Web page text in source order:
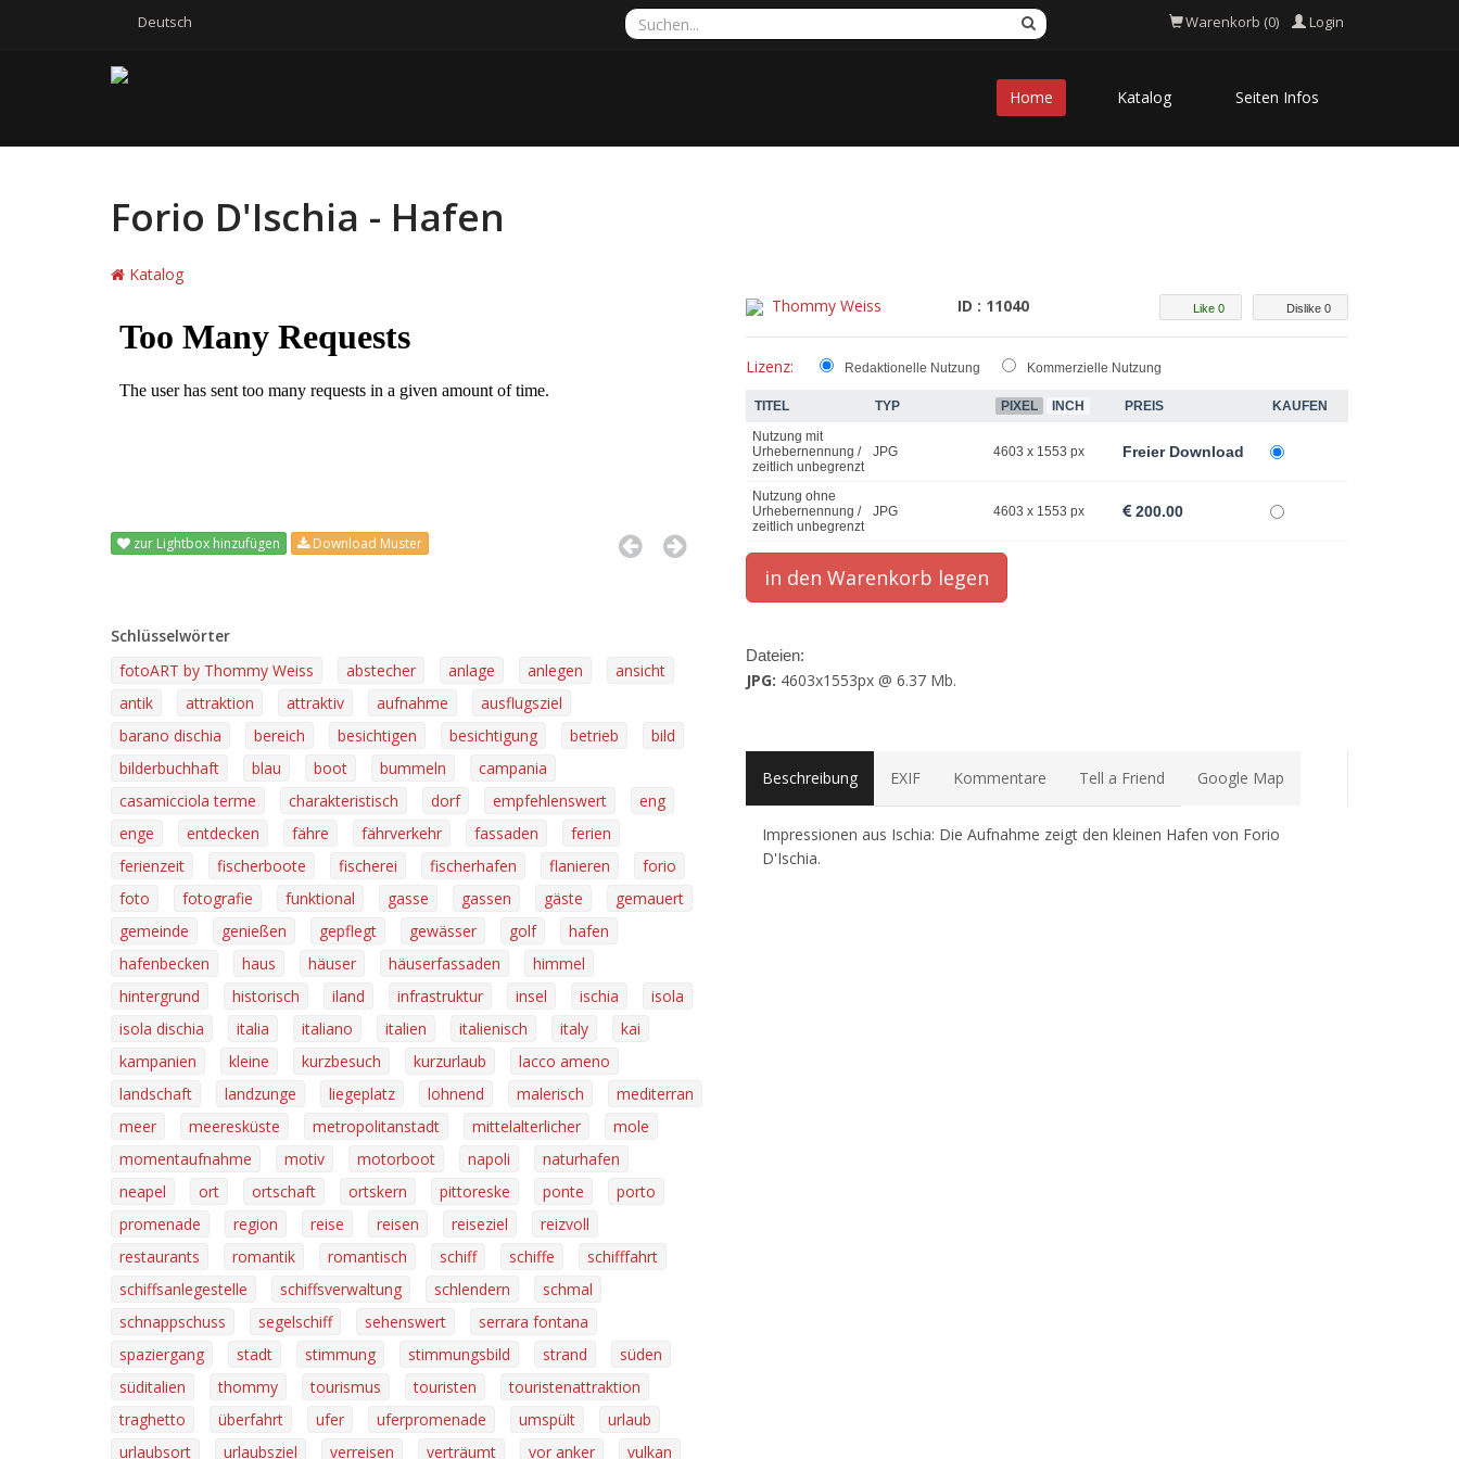
Deutsch Warenkorb (0) Login
Home Katalog Seiten Infos
Forio D'Ischia - Hafen
Katalog
zur Lightbox hinzufügen Download Muster
Schlüsselwörter
fotoART by Thommy Weiss
abstecher anlage anlegen
ansicht
antik
attraktion attraktiv aufnahme
ausflugsziel
barano dischia
bereich besichtigen besichtigung betrieb
bild
bilderbuchhaft
blau boot bummeln
campania
casamicciola terme
charakteristisch dorf empfehlenswert
eng
enge
entdecken fähre fährverkehr fassaden
ferien
ferienzeit
fischerboote fischerei fischerhafen flanieren
forio
foto
fotografie funktional gasse gassen gäste
gemauert
gemeinde
genießen gepflegt gewässer golf
hafen
hafenbecken
haus häuser häuserfassaden
himmel
hintergrund
historisch iland infrastruktur insel ischia
isola
isola dischia
italia italiano italien italienisch italy
kai
kampanien
kleine kurzbesuch kurzurlaub
lacco ameno
landschaft
landzunge liegeplatz lohnend malerisch
mediterran
meer
meeresküste metropolitanstadt mittelalterlicher
mole
momentaufnahme
motiv motorboot napoli
naturhafen
neapel
ort ortschaft ortskern pittoreske ponte
porto
promenade
region reise reisen reiseziel
reizvoll
restaurants
romantik romantisch schiff schiffe
schifffahrt
schiffsanlegestelle
schiffsverwaltung schlendern
schmal
schnappschuss
segelschiff sehenswert
serrara fontana
spaziergang
stadt stimmung stimmungsbild strand
süden
süditalien
thommy tourismus touristen
touristenattraktion
traghetto
überfahrt ufer uferpromenade umspült
urlaub
urlaubsort
urlaubsziel verreisen verträumt vor anker
vulkan
Thommy Weiss ID : 11040 Dislike 0
Like 0
Lizenz: Redaktionelle Nutzung Kommerzielle Nutzung
TITEL TYP PIXEL INCH PREIS
KAUFEN
Nutzung mit
Urhebernennung /
zeitlich unbegrenzt
JPG 4603 x 1553 px Freier Download
Nutzung ohne
Urhebernennung /
zeitlich unbegrenzt
JPG 4603 x 1553 px 200.00
Dateien:
JPG: 4603x1553px @ 6.37 Mb.
Beschreibung EXIF Kommentare Tell a Friend Google Map
Impressionen aus Ischia: Die Aufnahme zeigt den kleinen Hafen von Forio
D'Ischia.